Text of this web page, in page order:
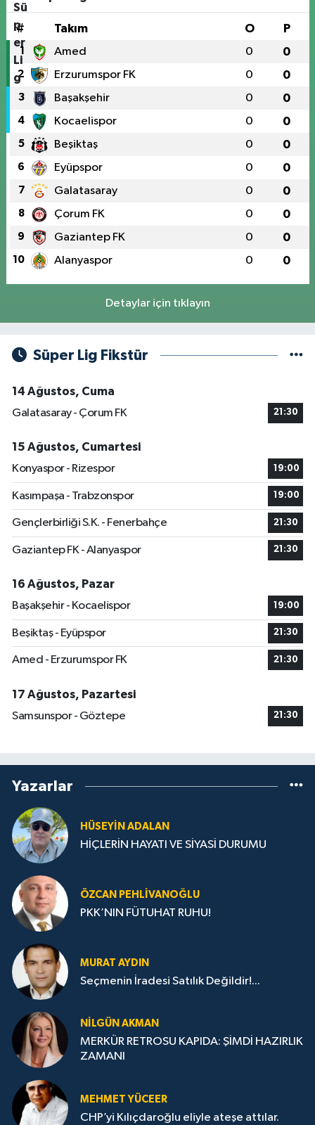
# Takım O P
1 Amed 0 0
2 Erzurumspor FK 0 0
3 Başakşehir 0 0
4 Kocaelispor 0 0
5 Beşiktaş 0 0
6 Eyüpspor 0 0
7 Galatasaray 0 0
8 Çorum FK 0 0
9 Gaziantep FK 0 0
10 Alanyaspor 0 0
Detaylar için tıklayın
Süper Lig Fikstür
14 Ağustos, Cuma
Galatasaray - Çorum FK
21:30
15 Ağustos, Cumartesi
Konyaspor - Rizespor
19:00
Kasımpaşa - Trabzonspor 19:00
Gençlerbirliği S.K. - Fenerbahçe 21:30
Gaziantep FK - Alanyaspor 21:30
16 Ağustos, Pazar
Başakşehir - Kocaelispor
19:00
Beşiktaş - Eyüpspor 21:30
Amed - Erzurumspor FK 21:30
17 Ağustos, Pazartesi
Samsunspor - Göztepe
21:30
Yazarlar
HÜSEYIN ADALAN
HİÇLERİN HAYATI VE SİYASİ DURUMU
ÖZCAN PEHLIVANOĞLU
PKK’NIN FÜTUHAT RUHU!
MURAT AYDIN
Seçmenin İradesi Satılık Değildir!...
NILGÜN AKMAN
MERKÜR RETROSU KAPIDA: ŞİMDİ HAZIRLIK
ZAMANI
MEHMET YÜCEER
CHP’yi Kılıçdaroğlu eliyle ateşe attılar.